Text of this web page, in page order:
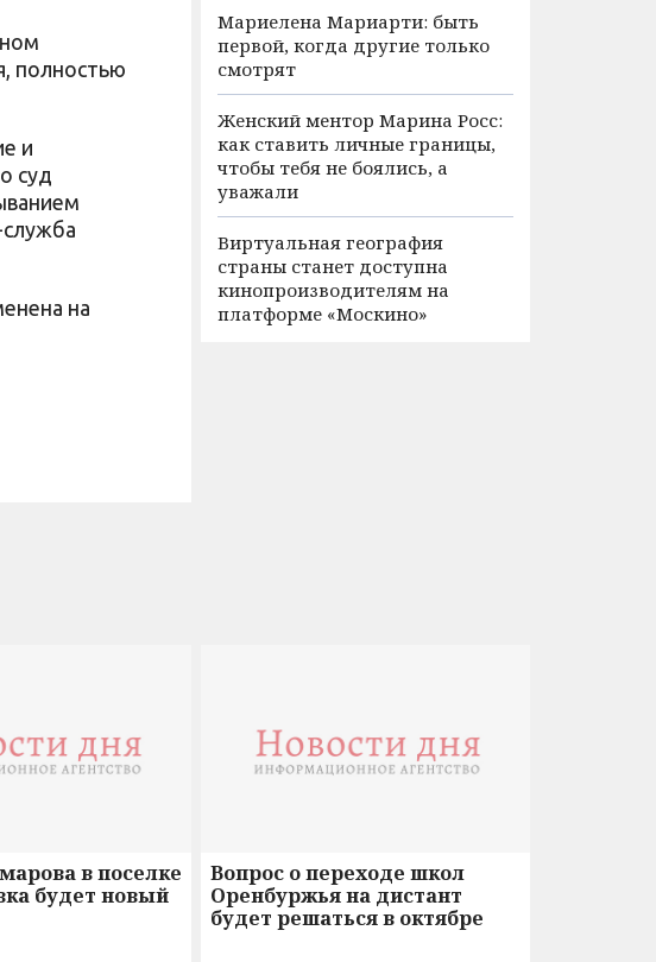
полностью
и
суд
служба
на
Мариелена Мариарти: быть
первой, когда другие только
смотрят
Женский ментор Марина Росс:
как ставить личные границы,
чтобы тебя не боялись, а
уважали
Виртуальная география
страны станет доступна
кинопроизводителям на
платформе «Москино»
в поселке
будет новый
Вопрос о переходе школ
Оренбуржья на дистант
будет решаться в октябре